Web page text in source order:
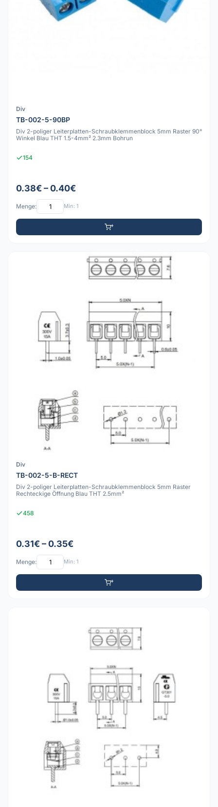
Div
TB-002-5-90BP
Div 2-poliger Leiterplatten-Schraubklemmenblock 5mm Raster 90°
Winkel Blau THT 1.5-4mm² 2.3mm Bohrun
154
0.38€ – 0.40€
Menge: Min: 1
Div
TB-002-5-B-RECT
Div 2-poliger Leiterplatten-Schraubklemmenblock 5mm Raster
Rechteckige Öffnung Blau THT 2.5mm²
458
0.31€ – 0.35€
Menge: Min: 1